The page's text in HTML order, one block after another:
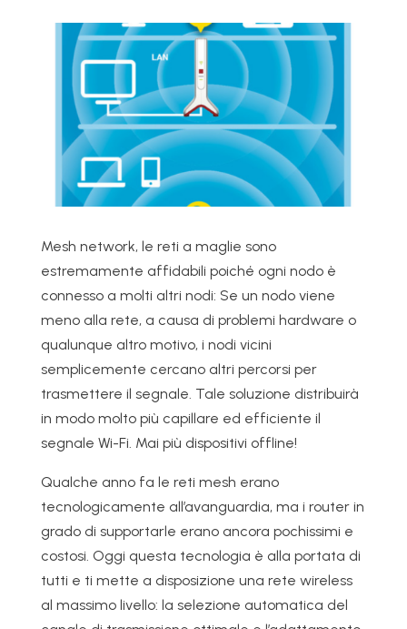
Mesh network, le reti a maglie sono
estremamente affidabili poiché ogni nodo è
connesso a molti altri nodi: Se un nodo viene
meno alla rete, a causa di problemi hardware o
qualunque altro motivo, i nodi vicini
semplicemente cercano altri percorsi per
trasmettere il segnale. Tale soluzione distribuirà
in modo molto più capillare ed efficiente il
segnale Wi-Fi. Mai più dispositivi offline!
Qualche anno fa le reti mesh erano
tecnologicamente all’avanguardia, ma i router in
grado di supportarle erano ancora pochissimi e
costosi. Oggi questa tecnologia è alla portata di
tutti e ti mette a disposizione una rete wireless
al massimo livello: la selezione automatica del